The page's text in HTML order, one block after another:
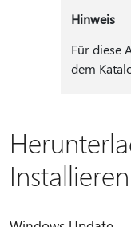
Hinweis
Für diese
dem